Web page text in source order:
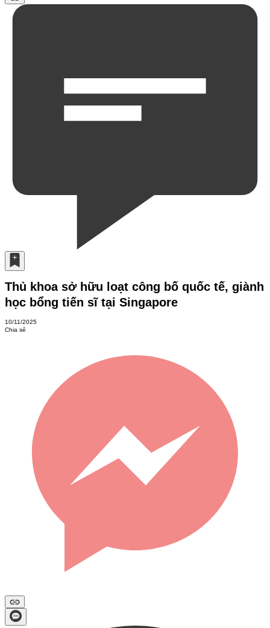
Thủ khoa sở hữu loạt công bố quốc tế, giành
học bổng tiến sĩ tại Singapore
10/11/2025
Chia sẻ